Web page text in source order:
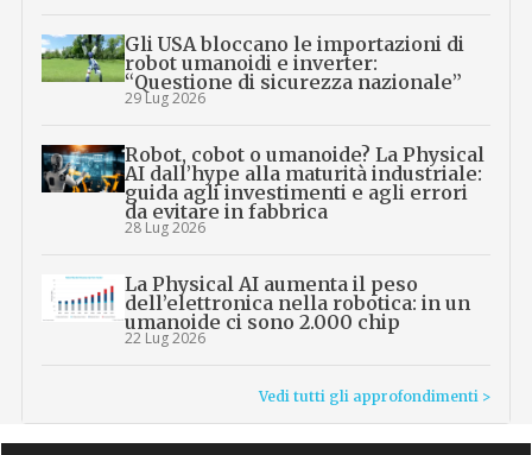
Gli USA bloccano le importazioni di
robot umanoidi e inverter:
“Questione di sicurezza nazionale”
29 Lug 2026
Robot, cobot o umanoide? La Physical
AI dall’hype alla maturità industriale:
guida agli investimenti e agli errori
da evitare in fabbrica
28 Lug 2026
La Physical AI aumenta il peso
dell’elettronica nella robotica: in un
umanoide ci sono 2.000 chip
22 Lug 2026
Vedi tutti gli approfondimenti >